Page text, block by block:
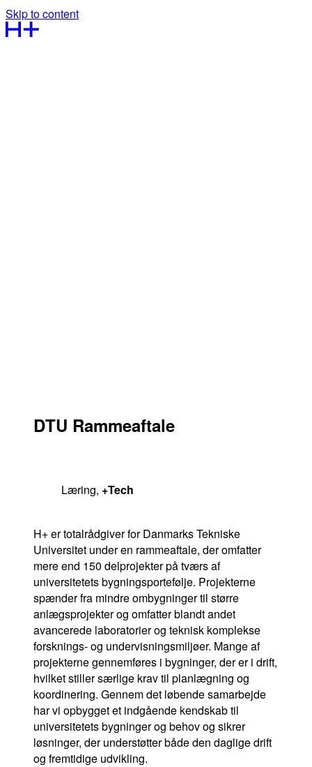
Skip to content
DTU Rammeaftale
Læring, +Tech
H+ er totalrådgiver for Danmarks Tekniske
Universitet under en rammeaftale, der omfatter
mere end 150 delprojekter på tværs af
universitetets bygningsportefølje. Projekterne
spænder fra mindre ombygninger til større
anlægsprojekter og omfatter blandt andet
avancerede laboratorier og teknisk komplekse
forsknings- og undervisningsmiljøer. Mange af
projekterne gennemføres i bygninger, der er i drift,
hvilket stiller særlige krav til planlægning og
koordinering. Gennem det løbende samarbejde
har vi opbygget et indgående kendskab til
universitetets bygninger og behov og sikrer
løsninger, der understøtter både den daglige drift
og fremtidige udvikling.